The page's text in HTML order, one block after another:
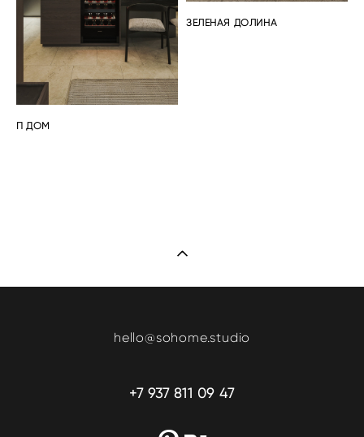
ЗЕЛЕНАЯ ДОЛИНА
П ДОМ
hello@sohome.studio
+7 937 811 09 47